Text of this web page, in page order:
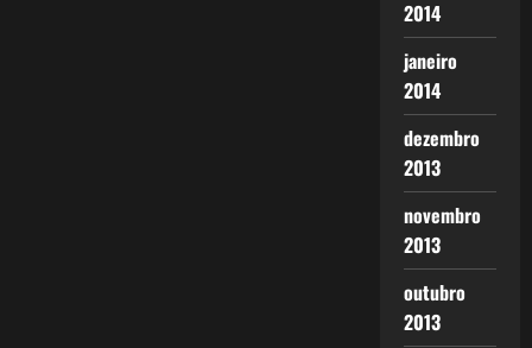
2014
janeiro
2014
dezembro
2013
novembro
2013
outubro
2013